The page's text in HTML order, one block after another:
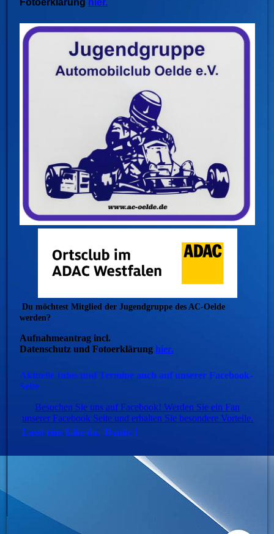
Fotoerklärung hier.
Du möchtest Mitglied der Jugendgruppe des AC-Oelde
werden?
Aufnahmeantrag incl.
Datenschutz und Fotoerklärunghier.
Aktuelle Infos und Termine auch auf unserer Facebook-
Seite
Besuchen Sie uns auf Facebook! Werden Sie ein Fan
unserer Facebook Seite und erhalten Sie besondere Vorteile.
Lasst eine Like da. Danke !